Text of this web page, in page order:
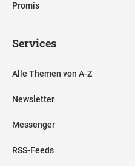
Promis
Services
Alle Themen von A-Z
Newsletter
Messenger
RSS-Feeds